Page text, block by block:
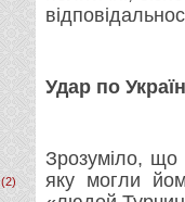
(2)
Удар по
Зрозуміло, що
яку могли